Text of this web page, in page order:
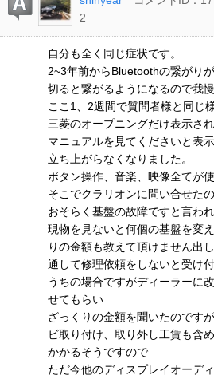
2
自分も全く同じ症状です。
2~3年前からBluetoothの繋がり
切ると繋がるようになるので我
ここ1、2週間で質問者様と同じ
三菱のオープニングだけ表示さ
マニュアルを見てくださいと表
立ち上がらなくなりました。
ボタン操作、音楽、映像全てが使
そこでクラリオンに問い合せた
おそらく基盤の故障ですと言われ
現物を見ないと何個の基盤を変
りの金額も教えて頂けません出
通して修理依頼をしないと受け
うちの場合ですがディーラーに
せてもらい
ざっくりの金額を聞いたのです
ビ取り付け、取り外し工賃も含め
かかるそうですので
ただ今他のディスプレイオーデ